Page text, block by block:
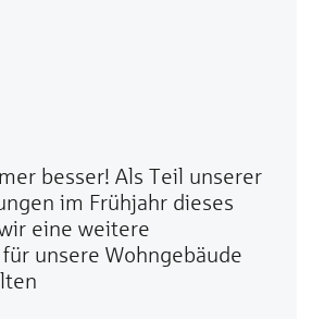
besser! Als Teil unserer
im Frühjahr dieses
eine weitere
unsere Wohngebäude